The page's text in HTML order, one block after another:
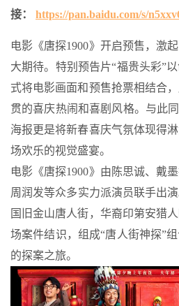
接： https://pan.baidu.com/s/
电影《唐探1900》开启预售，激
大期待。特别预告片“福贵头彩”
式将电影画面和预售抢票相结合
贯的喜庆热闹和喜剧风格。与此
海报更是将新春喜庆气氛体现得
场欢乐的视觉盛宴。
电影《唐探1900》由陈思诚、戴
周润发等众多实力派演员联手出
国旧金山唐人街，华裔印第安猎
场案件结识，组成“唐人街神探”
的探案之旅。